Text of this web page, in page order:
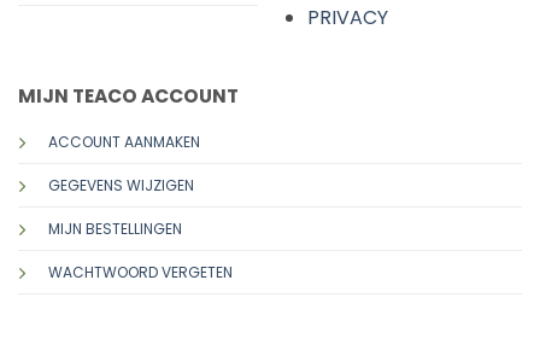
PRIVACY
MIJN TEACO ACCOUNT
ACCOUNT AANMAKEN
GEGEVENS WIJZIGEN
MIJN BESTELLINGEN
WACHTWOORD VERGETEN